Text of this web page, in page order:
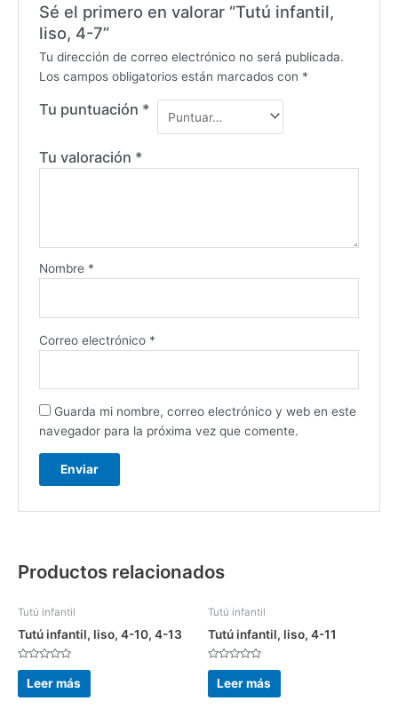
Sé el primero en valorar “Tutú infantil,
liso, 4-7”
Tu dirección de correo electrónico no será publicada.
Los campos obligatorios están marcados con *
Tu puntuación *
Tu valoración *
Nombre *
Correo electrónico *
Guarda mi nombre, correo electrónico y web en este
navegador para la próxima vez que comente.
Productos relacionados
Tutú infantil
Tutú infantil, liso, 4-10, 4-13
Valorado
con
de
Leer más
Tutú infantil
Tutú infantil, liso, 4-11
Valorado
con
de
Leer más